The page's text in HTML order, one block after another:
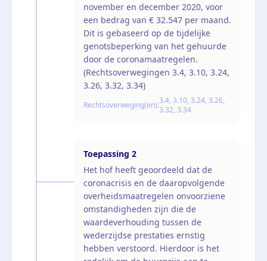
november en december 2020, voor
een bedrag van € 32.547 per maand.
Dit is gebaseerd op de tijdelijke
genotsbeperking van het gehuurde
door de coronamaatregelen.
(Rechtsoverwegingen 3.4, 3.10, 3.24,
3.26, 3.32, 3.34)
Rechtsoverweging(en):3.4, 3.10, 3.24, 3.26,
3.32, 3.34
Toepassing 2
Het hof heeft geoordeeld dat de
coronacrisis en de daaropvolgende
overheidsmaatregelen onvoorziene
omstandigheden zijn die de
waardeverhouding tussen de
wederzijdse prestaties ernstig
hebben verstoord. Hierdoor is het